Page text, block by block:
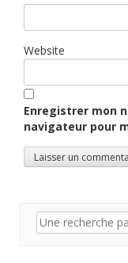
Website
Enregistrer mon
navigateur pour
Recherche
pour: